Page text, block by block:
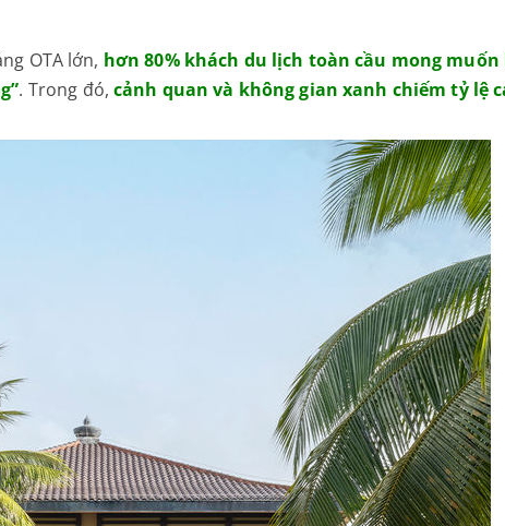
OTA lớn, hơn 80% khách du lịch toàn cầu mong
. Trong đó,cảnh quan và không gian xanh chiếm tỷ lệ